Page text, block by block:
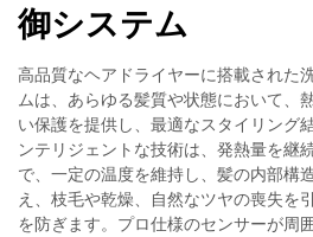
御システム
高品質なヘアドライヤーに搭載された
ムは、あらゆる髪質や状態において、
い保護を提供し、最適なスタイリング
ンテリジェントな技術は、発熱量を継
で、一定の温度を維持し、髪の内部構
え、枝毛や乾燥、自然なツヤの喪失を
を防ぎます。プロ仕様のセンサーが周